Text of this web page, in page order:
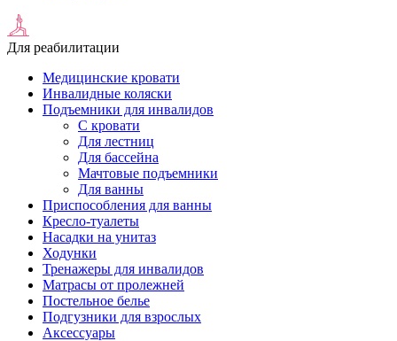
Для реабилитации
Медицинские кровати
Инвалидные коляски
Подъемники для инвалидов
С кровати
Для лестниц
Для бассейна
Мачтовые подъемники
Для ванны
Приспособления для ванны
Кресло-туалеты
Насадки на унитаз
Ходунки
Тренажеры для инвалидов
Матрасы от пролежней
Постельное белье
Подгузники для взрослых
Аксессуары